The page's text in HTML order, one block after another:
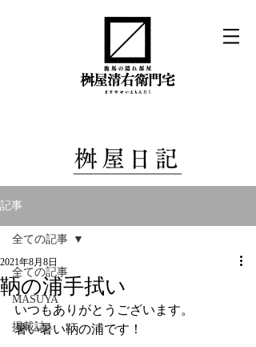
記事
全ての記事
MASUYA
掲載誌
全ての記事
鞆の浦手拭い
2021年8月8日
いつもありがとうございます。
暑い暑い鞆の浦です！